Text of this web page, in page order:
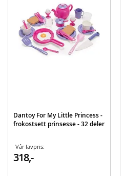
Detaljer:
Mål: 18 x18 x 17 cm (LxBxH)
Materiale: Plast
Alder: fra 2 år
Merke Dantoy
Dantoy For My Little Princess -
frokostsett prinsesse - 32 deler
Vår lavpris:
318,-